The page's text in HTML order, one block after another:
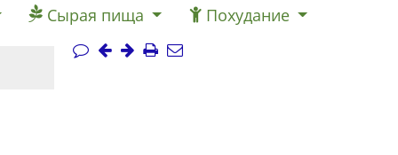
Сырая пища Похудание